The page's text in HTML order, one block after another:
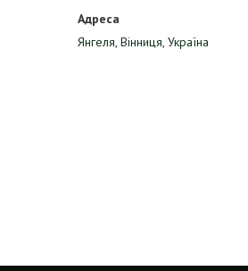
Янгеля, Вінниця, Україна